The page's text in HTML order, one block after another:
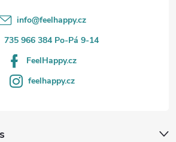
info@feelhappy.cz
735 966 384 Po-Pá 9-14
FeelHappy.cz
feelhappy.cz